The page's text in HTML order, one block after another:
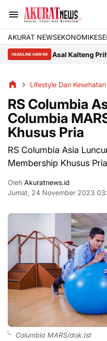
AKURAT NEWSEKONOMI
HEADLINE HARI INI
Asal Kalteng Prihatin
Lifestyle Dan Kesehatan
RS Columbia
Columbia
Khusus Pria
RS Columbia Asia
Membership Khusus Pria
Oleh Akuratnews.id
Jumat, 24 November 2023
Columbia MARS/dok.Ist